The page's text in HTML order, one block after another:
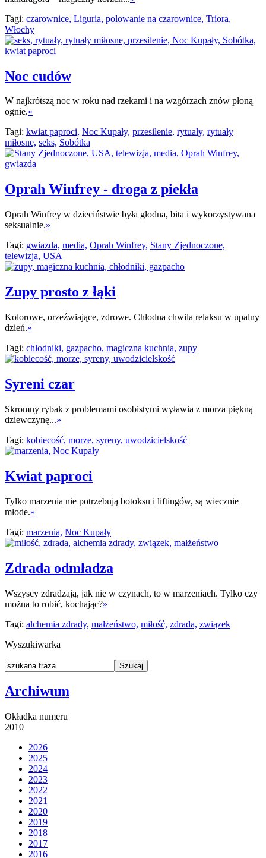
Tagi: czarownice, Liguria, polowanie na czarownice, Triora,
Włochy
Noc cudów
W najkrótszą noc w roku nad rzekami i na wzgórzach znów płoną
ognie.»
Tagi: kwiat paproci, Noc Kupały, przesilenie, rytuały, rytuały
miłosne, seks, Sobótka
Oprah Winfrey - droga z piekła
Oprah Winfrey w dzieciństwie była głodna, bita i wykorzystywana
seksualnie.»
Tagi: gwiazda, media, Oprah Winfrey, Stany Zjednoczone,
telewizja, USA
Zupy prosto z łąki
Kolorowe, orzeźwiające, zdrowe. Chłodna chwila relaksu w upalny
dzień.»
Tagi: chłodniki, gazpacho, magiczna kuchnia, zupy
Syreni czar
Skromny rybak z problemami osobistymi wyławia z morza piękną
dziewczynę...»
Tagi: kobiecość, morze, syreny, uwodzicielskość
Kwiat paproci
Tylko marzenia nie potrzebują botoksu i liftingów, są wiecznie
młode.»
Tagi: marzenia, Noc Kupały
Zdrada odmładza
Wszyscy zdradzają, jak nie w czynach, to w marzeniach. Tylko czy
można to robić, kochając?»
Tagi: alchemia zdrady, małżeństwo, miłość, zdrada, związek
Wyszukiwarka
Archiwum
Okładka numeru
2010
2026
2025
2024
2023
2022
2021
2020
2019
2018
2017
2016